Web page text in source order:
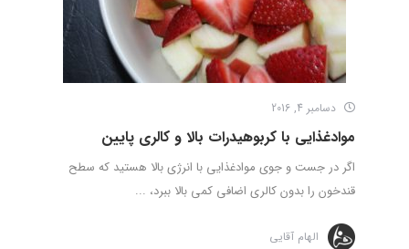
دسامبر 4, 2016
موادغذایی با کربوهیدرات بالا و کالری پایین
اگر در جست و جوی موادغذایی با انرژی بالا هستید که سطح
قندخون را بدون کالری اضافی کمی بالا ببرد، ...
الهام آقایی